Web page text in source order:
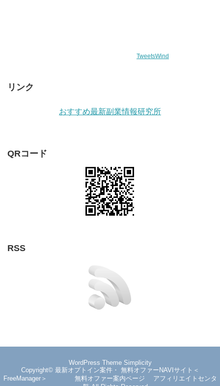
TweetsWind
リンク
おすすめ最新副業情報研究所
QRコード
RSS
WordPress Theme Simplicity
Copyright© 最新オプトイン案件・ 無料オファーNAVIサイト＜
FreeManager＞ 無料オファー案内ページ アフィリエイトセンタ